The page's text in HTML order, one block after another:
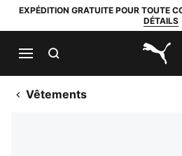
EXPÉDITION GRATUITE POUR TOUTE
DÉTAILS
Vêtements